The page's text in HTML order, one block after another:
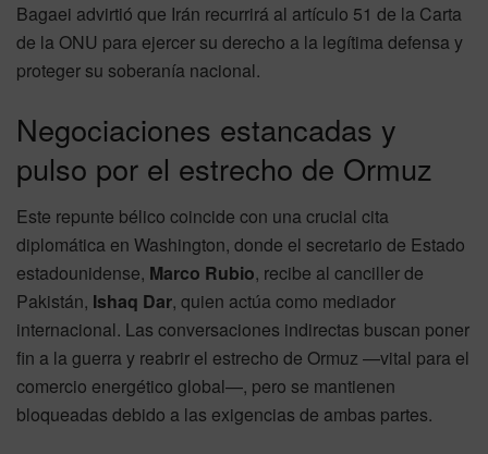
Bagaei advirtió que Irán recurrirá al artículo 51 de la Carta
de la ONU para ejercer su derecho a la legítima defensa y
proteger su soberanía nacional.
Negociaciones estancadas y
pulso por el estrecho de Ormuz
Este repunte bélico coincide con una crucial cita
diplomática en Washington, donde el secretario de Estado
estadounidense, Marco Rubio, recibe al canciller de
Pakistán, Ishaq Dar, quien actúa como mediador
internacional. Las conversaciones indirectas buscan poner
fin a la guerra y reabrir el estrecho de Ormuz —vital para el
comercio energético global—, pero se mantienen
bloqueadas debido a las exigencias de ambas partes.